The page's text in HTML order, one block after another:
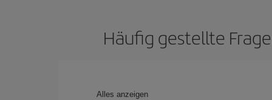
Häufig gestellte
Alles anzeigen